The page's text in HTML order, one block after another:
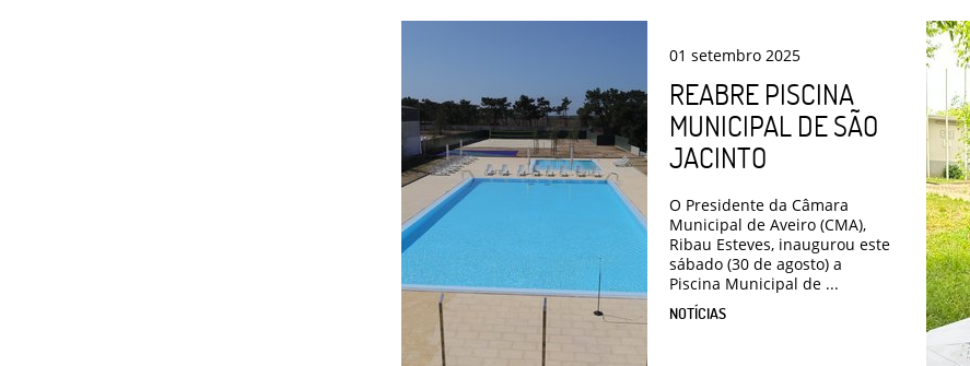
01 setembro 2025
REABRE PISCINA
MUNICIPAL DE SÃO
JACINTO
O Presidente da Câmara
Municipal de Aveiro (CMA),
Ribau Esteves, inaugurou este
sábado (30 de agosto) a
Piscina Municipal de ...
NOTÍCIAS